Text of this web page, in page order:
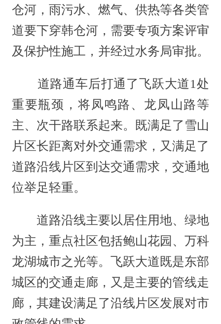
仓河，雨污水、燃气、供热等各类管
道要下穿韩仓河，需要专项方案评审
及保护性施工，并经过水务局审批。
道路通车后打通了飞跃大道1处
重要瓶颈，将凤鸣路、龙凤山路等
主、次干路联系起来。既满足了雪山
片区长距离对外交通需求，又满足了
道路沿线片区到达交通需求，交通地
位举足轻重。
道路沿线主要以居住用地、绿地
为主，重点社区包括鲍山花园、万科
龙湖城市之光等。飞跃大道既是东部
城区的交通走廊，又是主要的管线走
廊，其建设满足了沿线片区发展对市